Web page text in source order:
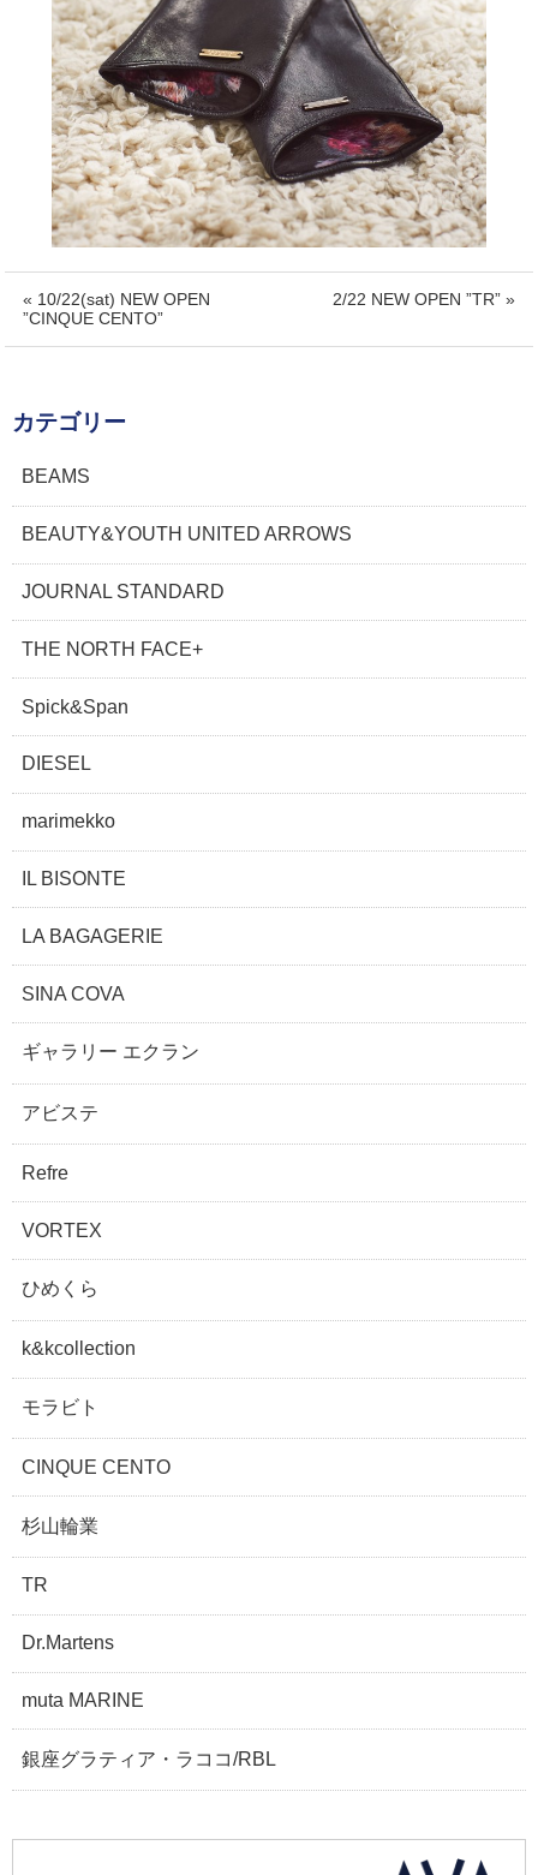
« 10/22(sat) NEW OPEN
”CINQUE CENTO”
2/22 NEW OPEN ”TR” »
カテゴリー
BEAMS
BEAUTY&YOUTH UNITED ARROWS
JOURNAL STANDARD
THE NORTH FACE+
Spick&Span
DIESEL
marimekko
IL BISONTE
LA BAGAGERIE
SINA COVA
ギャラリー エクラン
アビステ
Refre
VORTEX
ひめくら
k&kcollection
モラビト
CINQUE CENTO
杉山輪業
TR
Dr.Martens
muta MARINE
銀座グラティア・ラココ/RBL